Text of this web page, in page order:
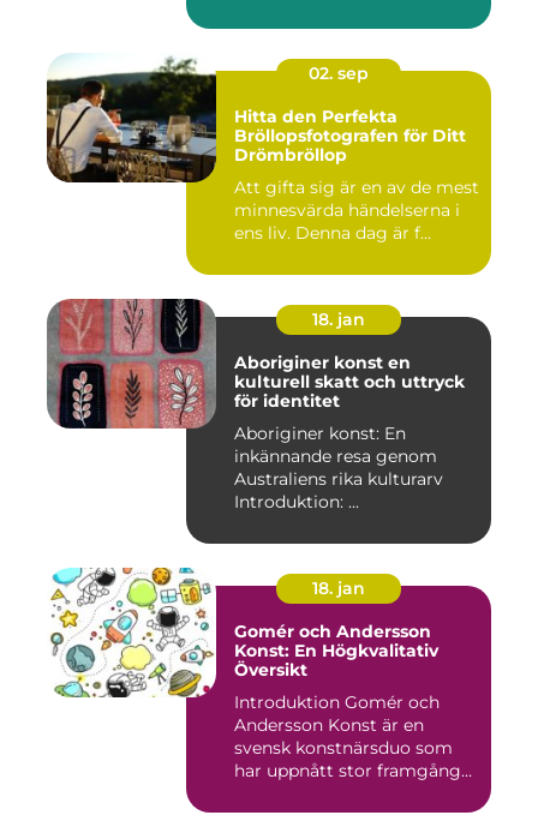
02. sep
Hitta den Perfekta
Bröllopsfotografen för Ditt
Drömbröllop
Att gifta sig är en av de mest
minnesvärda händelserna i
ens liv. Denna dag är f...
18. jan
Aboriginer konst en
kulturell skatt och uttryck
för identitet
Aboriginer konst: En
inkännande resa genom
Australiens rika kulturarv
Introduktion: ...
18. jan
Gomér och Andersson
Konst: En Högkvalitativ
Översikt
Introduktion Gomér och
Andersson Konst är en
svensk konstnärsduo som
har uppnått stor framgång